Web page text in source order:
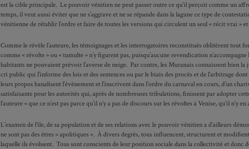
est la cible principale. Le pouvoir vénitien ne peut passer outre ce qu’il perçoit comme un
temps, il veut aussi éviter que ne s’aggrave et ne se répande dans la lagune ce type de
vénitienne de rétablir l’ordre et faire de toutes les versions qui circulent un seul « récit vrai »
Comme le révèle l’auteure, les témoignages et les interrogatoires reconstitués oblitèrent tout
comme « révolte » ou « tumulte » n’y figurent pas, puisqu’aucune revendication
habitants ne pouvaient prévoir l’averse de neige. Par contre, les Muranais connaissent bien
cri public qui l’informe des lois et des sentences ou par le biais des procès et de l’arbitrage
leurs propos banalisent l’évènement et l’inscrivent dans l’ordre du carnaval en cours, d’un
satisfaisante pour les autorités qui, après de nombreuses tribulations, finissent par adopter
l’auteure « que ce n’est pas parce qu’il n’y a pas de discours sur les révoltes à Venise, qu’il n’y en
L’examen de l’île, de sa population et de ses relations avec le pouvoir vénitien a d’ailleurs
ne sont pas des êtres « apolitiques ». À divers degrés, tous influencent, structurent et
laquelle ils évoluent. Tous sont conscients de leur position sociale dans la collectivité et donc